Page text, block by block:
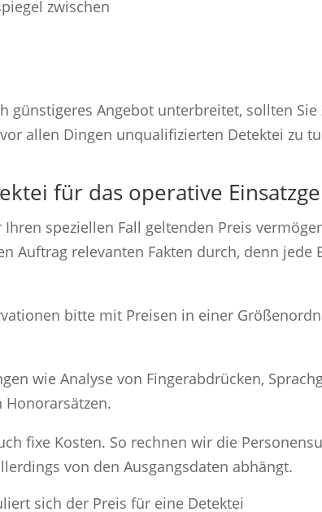
zwischen
günstigeres Angebot unterbreitet, sollten
allen Dingen unqualifizierten Detektei zu
für das operative
speziellen Fall geltenden Preis
Auftrag relevanten Fakten durch, denn
bitte mit Preisen in einer
wie Analyse von Fingerabdrücken,
fixe Kosten. So rechnen wir die
von den Ausgangsdaten abhängt.